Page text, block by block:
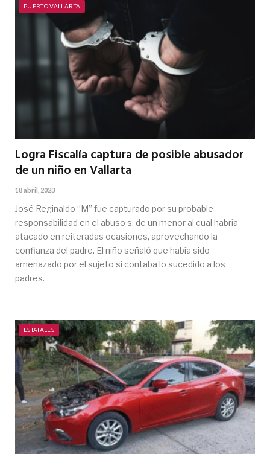
PUERTO VALLARTA
Logra Fiscalía captura de posible abusador
de un niño en Vallarta
18 abril, 2023
José Reginaldo “M” fue capturado por su probable
responsabilidad en el abuso s. de un menor al cual habría
atacado en reiteradas ocasiones, aprovechando la
confianza del padre. El niño señaló que había sido
amenazado por el sujeto si contaba lo sucedido a los
padres.
ESTATALES